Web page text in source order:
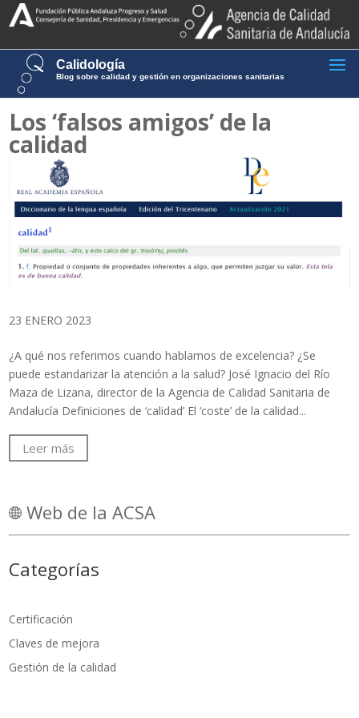
Calidología
Blog sobre calidad y gestión en organizaciones sanitarias
Los ‘falsos amigos’ de la
calidad
23 ENERO 2023
¿A qué nos referimos cuando hablamos de excelencia? ¿Se
puede estandarizar la atención a la salud? José Ignacio del Río
Maza de Lizana, director de la Agencia de Calidad Sanitaria de
Andalucía Definiciones de ‘calidad’ El ‘coste’ de la calidad...
Leer más
Web de la ACSA
Categorías
Certificación
Claves de mejora
Gestión de la calidad